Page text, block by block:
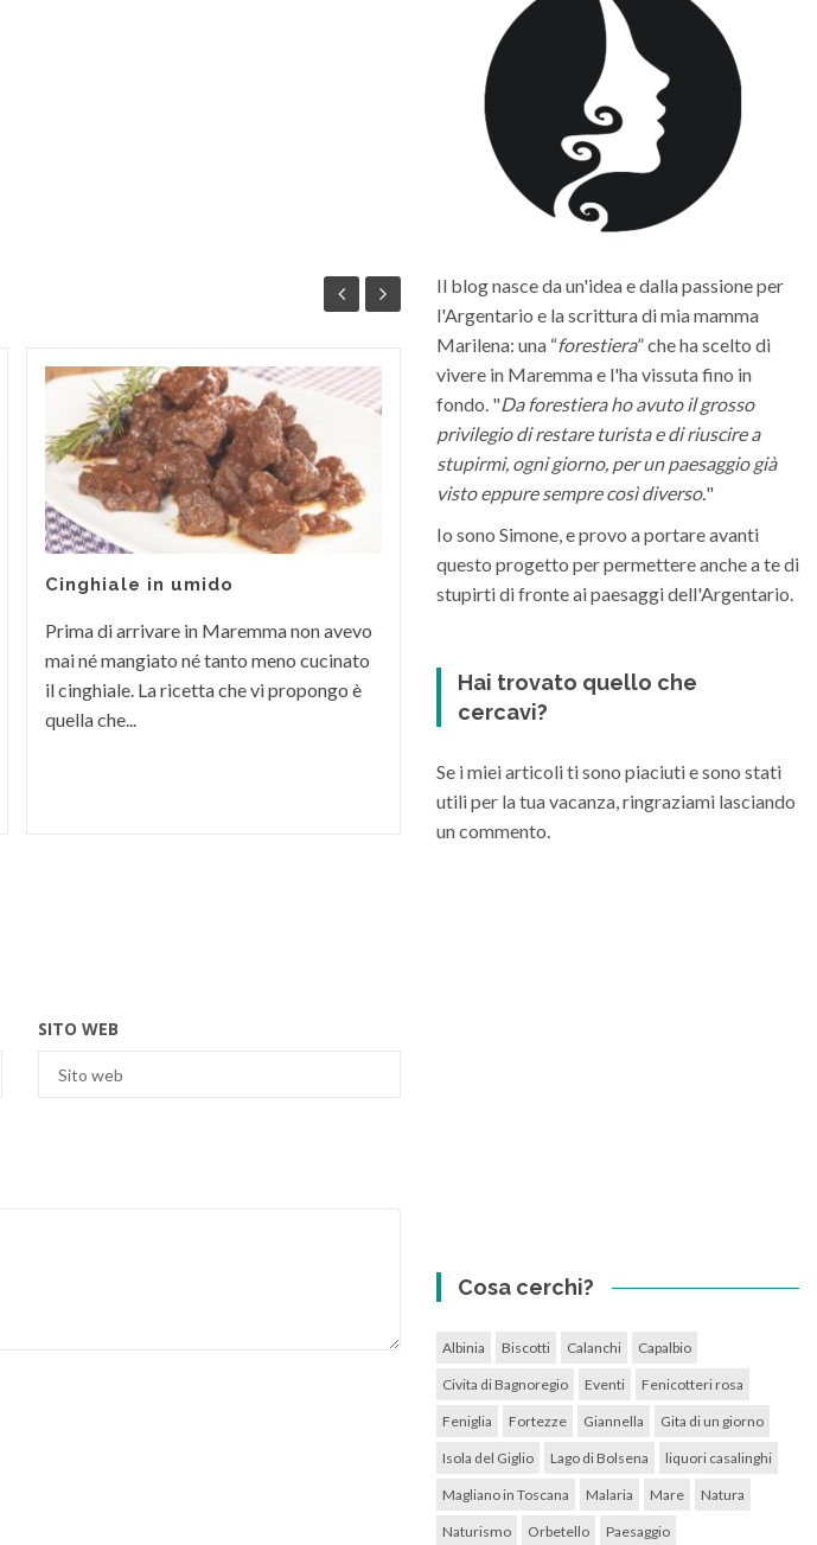
Cinghiale in umido
Prima di arrivare in Maremma non avevo
mai né mangiato né tanto meno cucinato
il cinghiale. La ricetta che vi propongo è
quella che...
Quali sono i migliori vini della
Maremma Toscana
La Maremma toscana, per le diverse
condizioni climatiche e morfologiche del
suo territorio, riesce a dare vita a grandi
vini di varia...
SITO WEB
Il blog nasce da un'idea e dalla passione per
l'Argentario e la scrittura di mia mamma
Marilena: una “forestiera” che ha scelto di
vivere in Maremma e l'ha vissuta fino in
fondo. "Da forestiera ho avuto il grosso
privilegio di restare turista e di riuscire a
stupirmi, ogni giorno, per un paesaggio già
visto eppure sempre così diverso."
Io sono Simone, e provo a portare avanti
questo progetto per permettere anche a te di
stupirti di fronte ai paesaggi dell'Argentario.
Hai trovato quello che
cercavi?
Se i miei articoli ti sono piaciuti e sono stati
utili per la tua vacanza, ringraziami lasciando
un commento.
Cosa cerchi?
Albinia Biscotti Calanchi Capalbio
Civita di Bagnoregio Eventi Fenicotteri rosa
Feniglia Fortezze Giannella Gita di un giorno
Isola del Giglio Lago di Bolsena liquori casalinghi
Magliano in Toscana Malaria Mare Natura
Naturismo Orbetello Paesaggio